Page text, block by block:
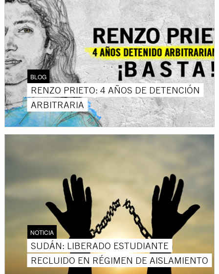
BLOG
RENZO PRIETO: 4 AÑOS DE DETENCIÓN
ARBITRARIA
NOTICIA
SUDÁN: LIBERADO ESTUDIANTE
RECLUIDO EN RÉGIMEN DE AISLAMIENTO